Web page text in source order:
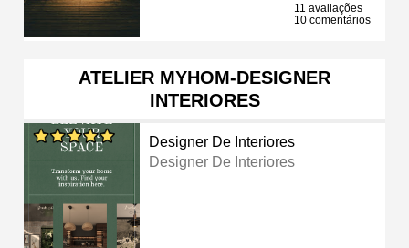
11 avaliações
10 comentários
ATELIER MYHOM-DESIGNER
INTERIORES
Designer De Interiores
Designer De Interiores